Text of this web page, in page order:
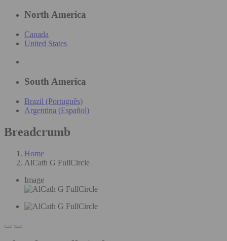
North America
Canada
United States
South America
Brazil (Português)
Argentina (Español)
Breadcrumb
Home
AlCath G FullCircle
Image